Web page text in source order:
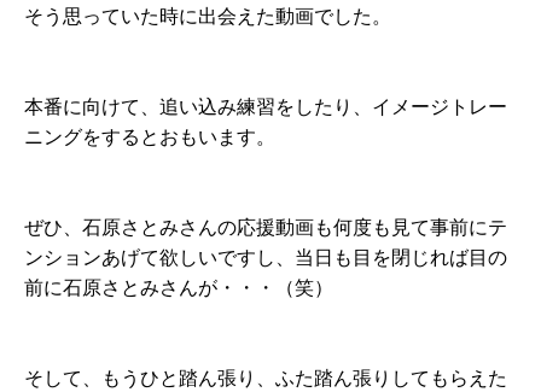
そう思っていた時に出会えた動画でした。
本番に向けて、追い込み練習をしたり、イメージトレー
ニングをするとおもいます。
ぜひ、石原さとみさんの応援動画も何度も見て事前にテ
ンションあげて欲しいですし、当日も目を閉じれば目の
前に石原さとみさんが・・・（笑）
そして、もうひと踏ん張り、ふた踏ん張りしてもらえた